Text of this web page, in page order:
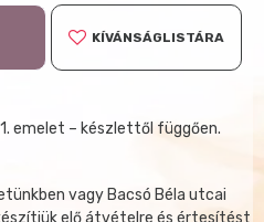
KÍVÁNSÁGLISTÁRA
emelet – készlettől függően.
vagy Bacsó Béla utcai
elő átvételre és értesítést